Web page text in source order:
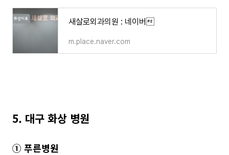
새살로외과의원 : 네이버
m.place.naver.com
5. 대구 화상 병원
① 푸른병원